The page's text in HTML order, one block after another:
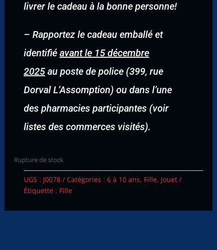
livrer le cadeau à la bonne personne!
– Rapportez le cadeau emballé et
identifié avant le 15 décembre
2025au poste de police (399, rue
Dorval L’Assomption) ou dans l’une
des pharmacies participantes (voir
listes des commerces visités).
Rupture de stock
UGS : J0078 Catégories : 6 à 10 ans, Fille, Jouet
Étiquette : Fille